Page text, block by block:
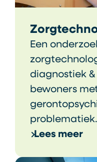
Een
diagnostiek
bewoners
problematiek.
Lees meer